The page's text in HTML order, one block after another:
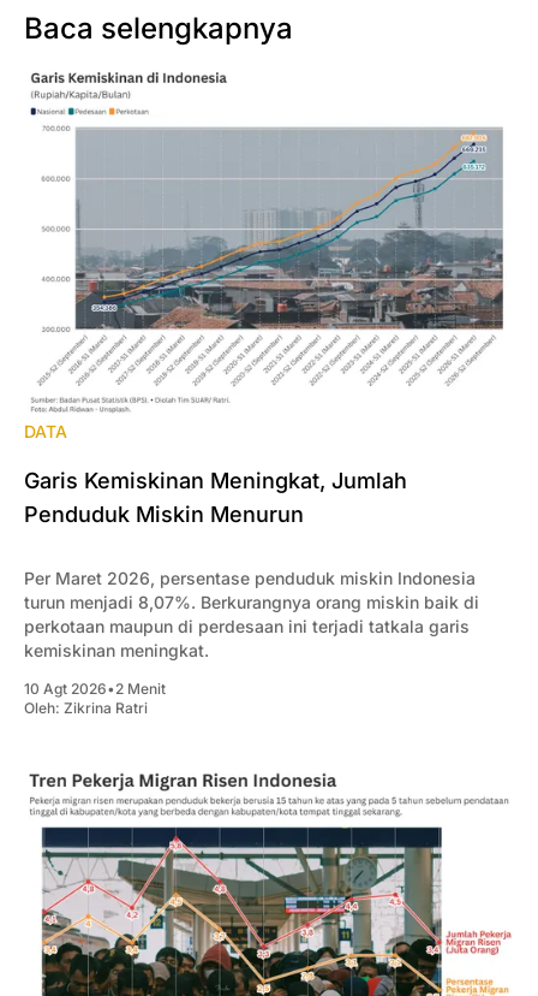
Baca selengkapnya
DATA
Garis Kemiskinan Meningkat, Jumlah
Penduduk Miskin Menurun
Per Maret 2026, persentase penduduk miskin Indonesia
turun menjadi 8,07%. Berkurangnya orang miskin baik di
perkotaan maupun di perdesaan ini terjadi tatkala garis
kemiskinan meningkat.
10 Agt 2026•2 Menit
Oleh: Zikrina Ratri